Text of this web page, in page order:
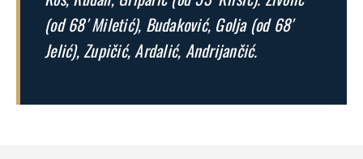
(od 68′ Miletić), Budaković, Golja (od 68′
Jelić), Zupičić, Ardalić, Andrijančić.